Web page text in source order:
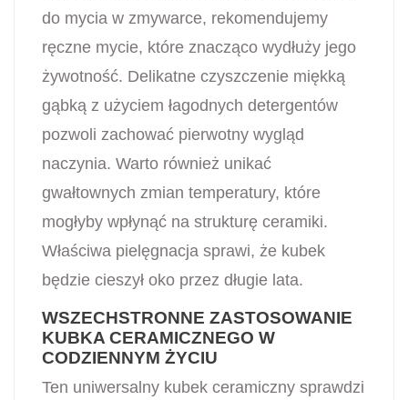
do mycia w zmywarce, rekomendujemy
ręczne mycie, które znacząco wydłuży jego
żywotność. Delikatne czyszczenie miękką
gąbką z użyciem łagodnych detergentów
pozwoli zachować pierwotny wygląd
naczynia. Warto również unikać
gwałtownych zmian temperatury, które
mogłyby wpłynąć na strukturę ceramiki.
Właściwa pielęgnacja sprawi, że kubek
będzie cieszył oko przez długie lata.
WSZECHSTRONNE ZASTOSOWANIE
KUBKA CERAMICZNEGO W
CODZIENNYM ŻYCIU
Ten uniwersalny kubek ceramiczny sprawdzi